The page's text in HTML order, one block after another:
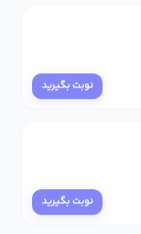
نوبت بگیرید
نوبت بگیرید